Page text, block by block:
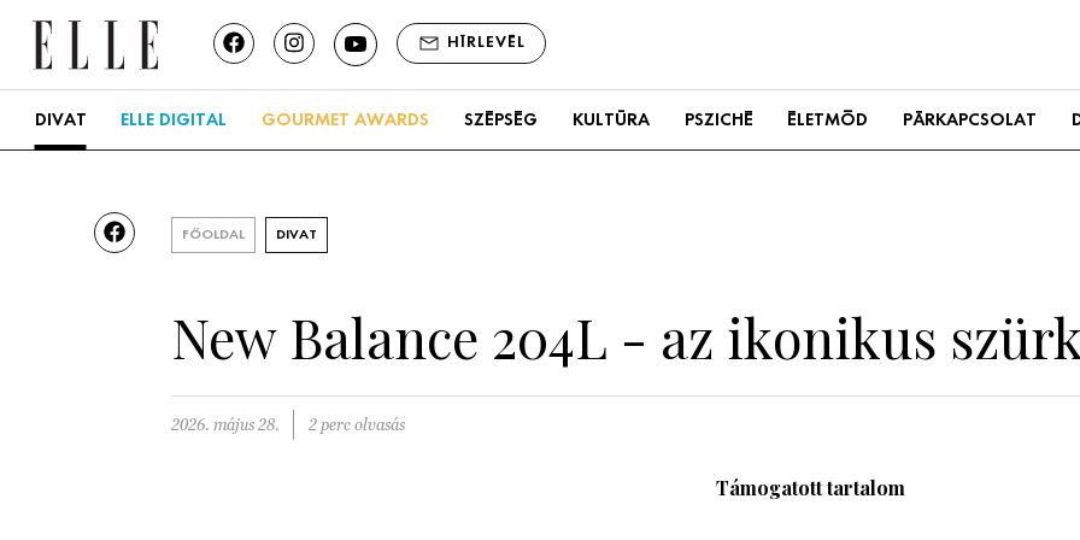
HÍRLEVÉL
DIVAT ELLE DIGITAL GOURMET AWARDS SZÉPSÉG KULTÚRA PSZICHÉ ÉLETMÓD PÁRKAPCSOLAT
FŐOLDAL DIVAT
New Balance 204L - az ikonikus
2026. május 28. 2 perc olvasás
Támogatott tartalom